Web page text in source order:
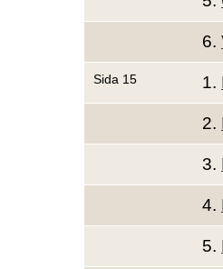
6.
Sida 15 1.
2.
3.
4.
5.